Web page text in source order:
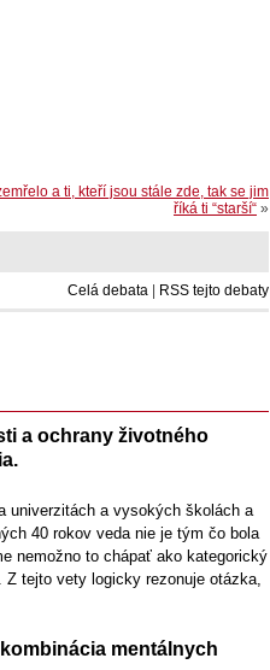
a ti, kteří jsou stále zde, tak se jim
říká ti “starší“ »
Celá debata RSS tejto debaty
a ochrany životného
univerzitách a vysokých školách a
40 rokov veda nie je tým čo bola
nemožno to chápať ako kategorický
tejto vety logicky rezonuje otázka,
mentálnych